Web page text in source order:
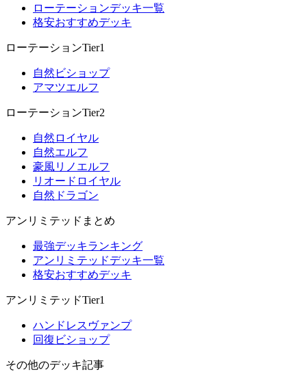
ローテーションデッキ一覧
格安おすすめデッキ
ローテーションTier1
自然ビショップ
アマツエルフ
ローテーションTier2
自然ロイヤル
自然エルフ
豪風リノエルフ
リオードロイヤル
自然ドラゴン
アンリミテッドまとめ
最強デッキランキング
アンリミテッドデッキ一覧
格安おすすめデッキ
アンリミテッドTier1
ハンドレスヴァンプ
回復ビショップ
その他のデッキ記事